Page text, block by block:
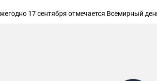
17 сентября отмечается Всемирный